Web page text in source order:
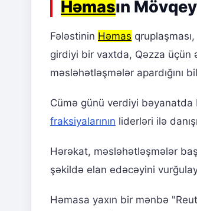
Həmasın
Fələstinin Həmas
girdiyi bir vaxtda, Qəzza üçün
məsləhətləşmələr apardığını
Cümə günü verdiyi bəyanatda
fraksiyalarının liderləri ilə
Hərəkat, məsləhətləşmələr
şəkildə elan edəcəyini
Həmasa yaxın bir mənbə